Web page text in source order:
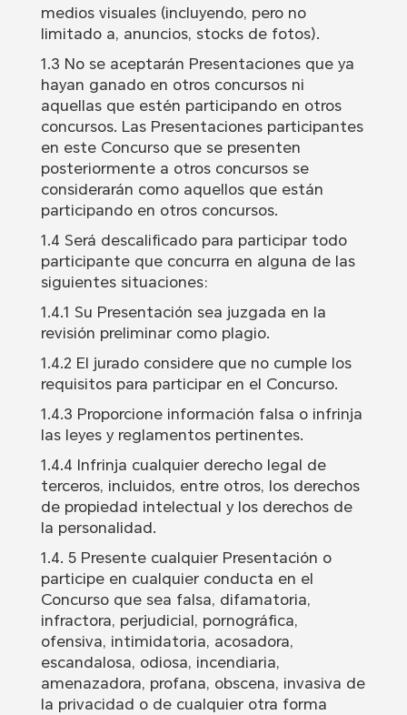
medios visuales (incluyendo, pero no
limitado a, anuncios, stocks de fotos).
1.3 No se aceptarán Presentaciones que ya
hayan ganado en otros concursos ni
aquellas que estén participando en otros
concursos. Las Presentaciones participantes
en este Concurso que se presenten
posteriormente a otros concursos se
considerarán como aquellos que están
participando en otros concursos.
1.4 Será descalificado para participar todo
participante que concurra en alguna de las
siguientes situaciones:
1.4.1 Su Presentación sea juzgada en la
revisión preliminar como plagio.
1.4.2 El jurado considere que no cumple los
requisitos para participar en el Concurso.
1.4.3 Proporcione información falsa o infrinja
las leyes y reglamentos pertinentes.
1.4.4 Infrinja cualquier derecho legal de
terceros, incluidos, entre otros, los derechos
de propiedad intelectual y los derechos de
la personalidad.
1.4. 5 Presente cualquier Presentación o
participe en cualquier conducta en el
Concurso que sea falsa, difamatoria,
infractora, perjudicial, pornográfica,
ofensiva, intimidatoria, acosadora,
escandalosa, odiosa, incendiaria,
amenazadora, profana, obscena, invasiva de
la privacidad o de cualquier otra forma